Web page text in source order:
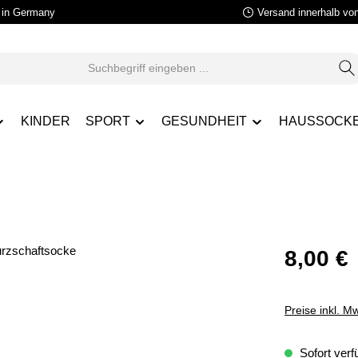
Germany Versand innerhalb
KINDER SPORT GESUNDHEIT
8,00 €
Preise inkl.
Sofort